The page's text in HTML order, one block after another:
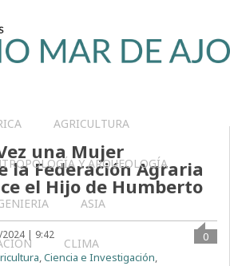
AGRICULTURA
Y ARQUEOLOGÍA
ASIA
CLIMA
una Mujer
la Federación Agraria
el Hijo de Humberto
2024 | 9:42
0
,Ciencia e Investigación,